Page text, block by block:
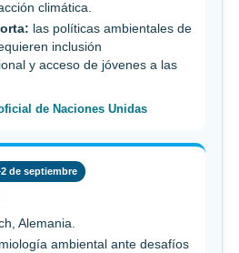
climática.
las políticas ambientales de
inclusión
y acceso de jóvenes a las
de Naciones Unidas
de septiembre
Alemania.
ambiental ante desafíos